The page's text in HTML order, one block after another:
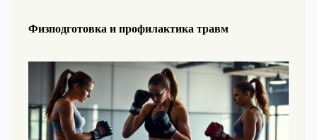
Физподготовка и профилактика травм